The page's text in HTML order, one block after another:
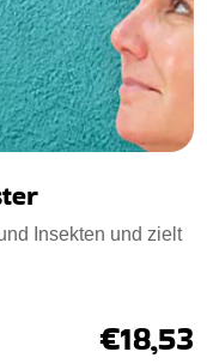
Insekten und zielt
€18,53